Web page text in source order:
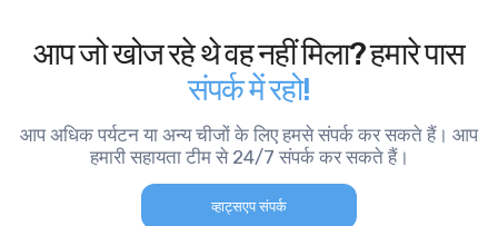
आप जो खोज रहे थे वह नहीं मिला? हमारे पास
संपर्क में रहो!
आप अधिक पर्यटन या अन्य चीजों के लिए हमसे संपर्क कर सकते हैं। आप
हमारी सहायता टीम से 24/7 संपर्क कर सकते हैं।
व्हाट्सएप संपर्क